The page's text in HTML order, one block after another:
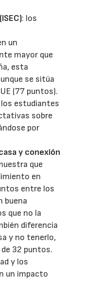
: los
un
mayor que
esta
se sitúa
(77 puntos).
los estudiantes
sobre
por
y conexión
que
en
entre los
buena
que no la
diferencia
y no tenerlo,
32 puntos.
y los
un impacto